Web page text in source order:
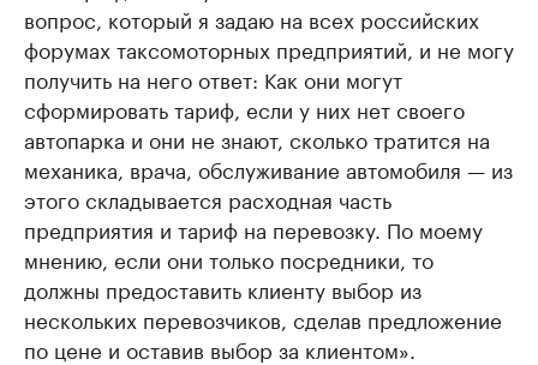
вопрос, который я задаю на всех российских
форумах таксомоторных предприятий, и не могу
получить на него ответ: Как они могут
сформировать тариф, если у них нет своего
автопарка и они не знают, сколько тратится на
механика, врача, обслуживание автомобиля — из
этого складывается расходная часть
предприятия и тариф на перевозку. По моему
мнению, если они только посредники, то
должны предоставить клиенту выбор из
нескольких перевозчиков, сделав предложение
по цене и оставив выбор за клиентом».